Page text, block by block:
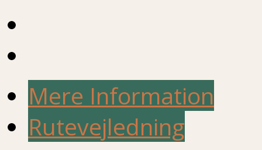
Mere Information
Rutevejledning